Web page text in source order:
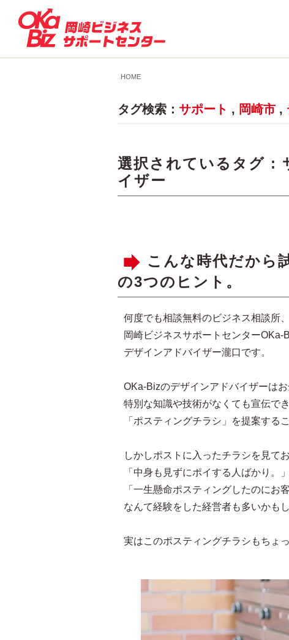
HOME
タグ検索： サポート , 岡崎市 ,
選択されているタグ :
イザー
こんな時代だから
の3つのヒント。
何度でも相談無料のビジネス相談所、
岡崎ビジネスサポートセンターOKa-
デザインアドバイザー瀧口です。
OKa-Bizのデザインアドバイザーはお
特別な知識や技術がなくても宣伝で
「ポスティングチラシ」を提案する
しかしポストに入ったチラシを見て
「中身も見ずにポイする人ばかり。」
「一生懸命ポスティングしたのにお
なんて経験をした経営者も多いかも
実はこのポスティングチラシもちょ